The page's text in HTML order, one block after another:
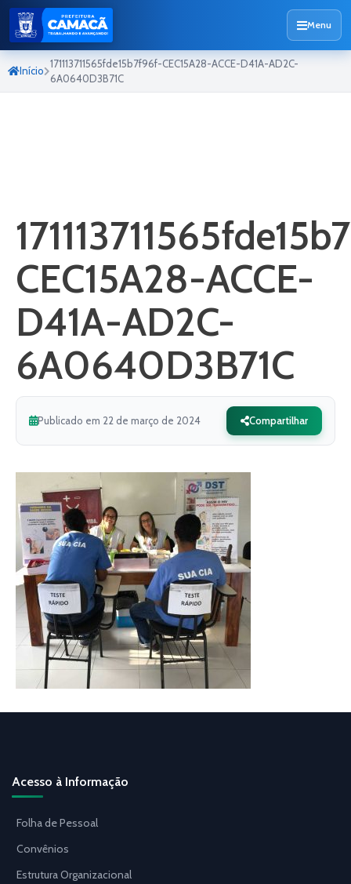
Menu
Início
171113711565fde15b7f96f-CEC15A28-ACCE-D41A-AD2C-
6A0640D3B71C
CEC15A28-ACCE-
D41A-AD2C-
6A0640D3B71C
Publicado em 22 de março de 2024 Compartilhar
Acesso à Informação
Folha de Pessoal
Convênios
Estrutura Organizacional